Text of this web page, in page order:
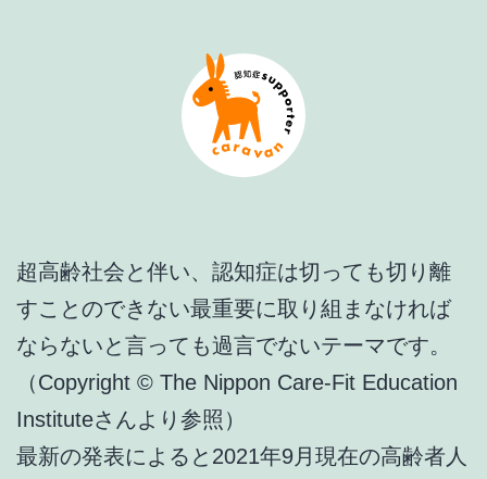
超高齢社会と伴い、認知症は切っても切り離
すことのできない最重要に取り組まなければ
ならないと言っても過言でないテーマです。
（Copyright © The Nippon Care-Fit Education
Instituteさんより参照）
最新の発表によると2021年9月現在の高齢者人